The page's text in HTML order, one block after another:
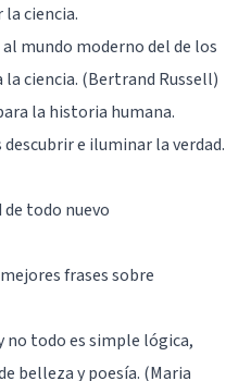
ciencia.
mundo moderno del de los
ciencia. (Bertrand Russell)
la historia humana.
e iluminar la verdad.
de todo nuevo
frases sobre
no todo es simple lógica,
belleza y poesía. (Maria